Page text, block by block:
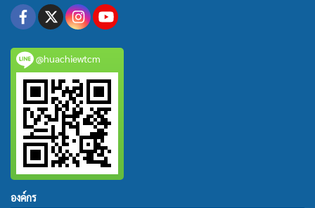
@huachiewtcm
องค์กร